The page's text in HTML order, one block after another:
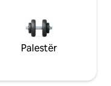
Palestër